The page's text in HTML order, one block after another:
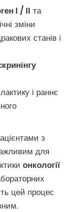
I / II та
зміни
станів і
і раннє
з
для
онкології
цей процес